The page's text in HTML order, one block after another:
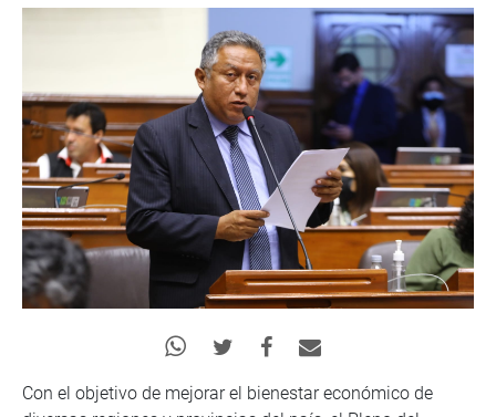
Con el objetivo de mejorar el bienestar económico de